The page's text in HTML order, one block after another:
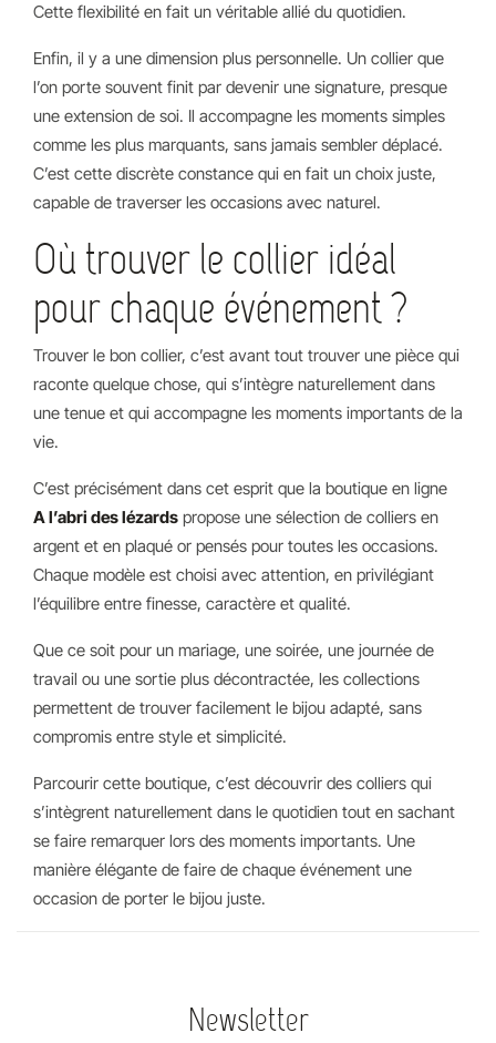
Cette flexibilité en fait un véritable allié du quotidien.
Enfin, il y a une dimension plus personnelle. Un collier que
l’on porte souvent finit par devenir une signature, presque
une extension de soi. Il accompagne les moments simples
comme les plus marquants, sans jamais sembler déplacé.
C’est cette discrète constance qui en fait un choix juste,
capable de traverser les occasions avec naturel.
Où trouver le collier idéal
pour chaque événement ?
Trouver le bon collier, c’est avant tout trouver une pièce qui
raconte quelque chose, qui s’intègre naturellement dans
une tenue et qui accompagne les moments importants de la
vie.
C’est précisément dans cet esprit que la boutique en ligne
A l’abri des lézards propose une sélection de colliers en
argent et en plaqué or pensés pour toutes les occasions.
Chaque modèle est choisi avec attention, en privilégiant
l’équilibre entre finesse, caractère et qualité.
Que ce soit pour un mariage, une soirée, une journée de
travail ou une sortie plus décontractée, les collections
permettent de trouver facilement le bijou adapté, sans
compromis entre style et simplicité.
Parcourir cette boutique, c’est découvrir des colliers qui
s’intègrent naturellement dans le quotidien tout en sachant
se faire remarquer lors des moments importants. Une
manière élégante de faire de chaque événement une
occasion de porter le bijou juste.
Newsletter